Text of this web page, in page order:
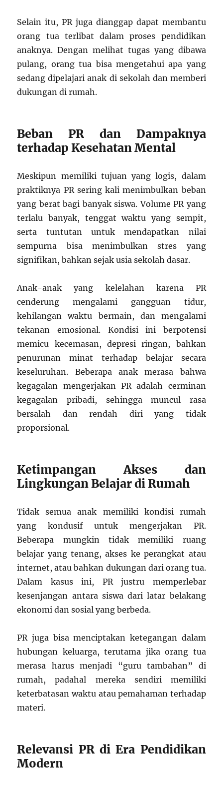
Selain itu, PR juga dianggap dapat membantu
orang tua terlibat dalam proses pendidikan
anaknya. Dengan melihat tugas yang dibawa
pulang, orang tua bisa mengetahui apa yang
sedang dipelajari anak di sekolah dan memberi
dukungan di rumah.
Beban PR dan Dampaknya
terhadap Kesehatan Mental
Meskipun memiliki tujuan yang logis, dalam
praktiknya PR sering kali menimbulkan beban
yang berat bagi banyak siswa. Volume PR yang
terlalu banyak, tenggat waktu yang sempit,
serta tuntutan untuk mendapatkan nilai
sempurna bisa menimbulkan stres yang
signifikan, bahkan sejak usia sekolah dasar.
Anak-anak yang kelelahan karena PR
cenderung mengalami gangguan tidur,
kehilangan waktu bermain, dan mengalami
tekanan emosional. Kondisi ini berpotensi
memicu kecemasan, depresi ringan, bahkan
penurunan minat terhadap belajar secara
keseluruhan. Beberapa anak merasa bahwa
kegagalan mengerjakan PR adalah cerminan
kegagalan pribadi, sehingga muncul rasa
bersalah dan rendah diri yang tidak
proporsional.
Ketimpangan Akses dan
Lingkungan Belajar di Rumah
Tidak semua anak memiliki kondisi rumah
yang kondusif untuk mengerjakan PR.
Beberapa mungkin tidak memiliki ruang
belajar yang tenang, akses ke perangkat atau
internet, atau bahkan dukungan dari orang tua.
Dalam kasus ini, PR justru memperlebar
kesenjangan antara siswa dari latar belakang
ekonomi dan sosial yang berbeda.
PR juga bisa menciptakan ketegangan dalam
hubungan keluarga, terutama jika orang tua
merasa harus menjadi “guru tambahan” di
rumah, padahal mereka sendiri memiliki
keterbatasan waktu atau pemahaman terhadap
materi.
Relevansi PR di Era Pendidikan
Modern